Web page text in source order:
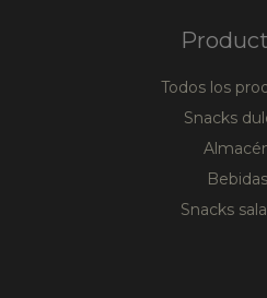
Todos los
Snacks
Bebidas
Snacks